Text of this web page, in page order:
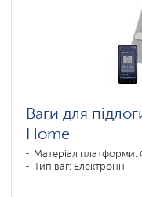
Ваги для
Home
Матеріал платформи:
Тип ваг: Електронні